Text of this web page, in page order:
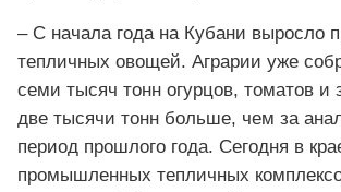
– С начала года на Кубани выросло
тепличных овощей. Аграрии уже
семи тысяч тонн огурцов, томатов и
две тысячи тонн больше, чем за
период прошлого года. Сегодня в
промышленных тепличных